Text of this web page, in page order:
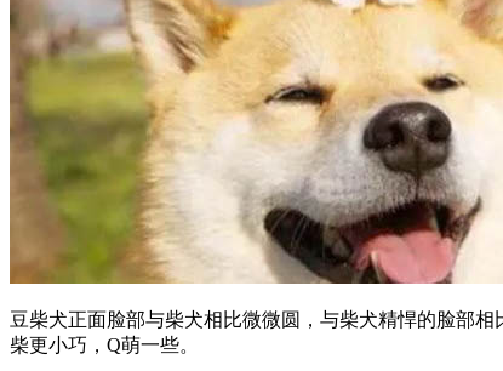
豆柴犬正面脸部与柴犬相比微微圆，与柴犬精悍的脸部
柴更小巧，Q萌一些。